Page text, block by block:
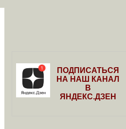
ПОДПИСАТЬСЯ
НА НАШ КАНАЛ
В
ЯНДЕКС.ДЗЕН